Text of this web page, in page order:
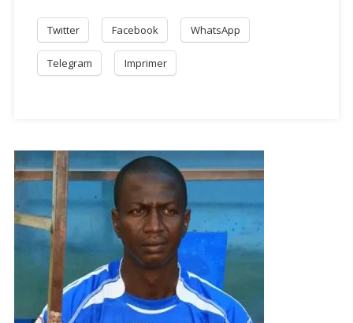
Twitter Facebook WhatsApp
Telegram Imprimer